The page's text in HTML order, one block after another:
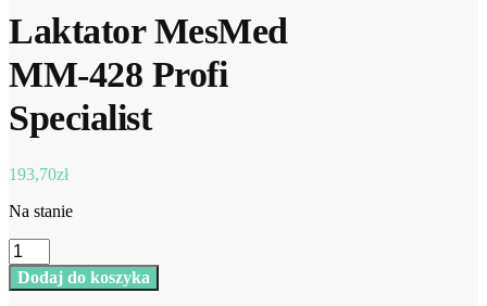
Laktator MesMed
MM-428 Profi
Specialist
193,70zł
Na stanie
ilość
Laktator
MesMed
Dodaj do koszyka